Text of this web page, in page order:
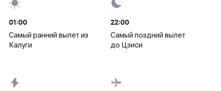
01:00
Самый ранний вылет из
Калуги
22:00
Самый поздний вылет
до Цзиси